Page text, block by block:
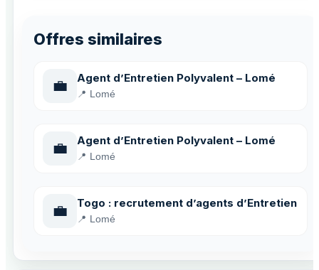
Offres similaires
💼 Agent d’Entretien Polyvalent – Lomé
📍 Lomé
💼 Agent d’Entretien Polyvalent – Lomé
📍 Lomé
💼 Togo : recrutement d’agents d’Entretien
📍 Lomé